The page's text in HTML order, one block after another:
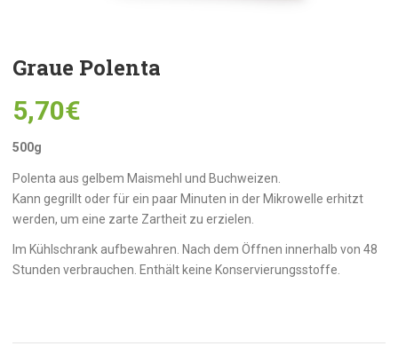
Graue Polenta
5,70€
500g
Polenta aus gelbem Maismehl und Buchweizen.
Kann gegrillt oder für ein paar Minuten in der Mikrowelle erhitzt
werden, um eine zarte Zartheit zu erzielen.
Im Kühlschrank aufbewahren. Nach dem Öffnen innerhalb von 48
Stunden verbrauchen. Enthält keine Konservierungsstoffe.